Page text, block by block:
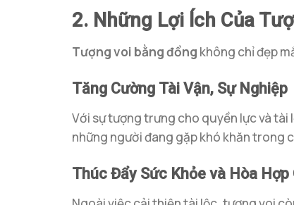
2. Những Lợi Ích Của
Tượng voi bằng đồng không chỉ đẹp
Tăng Cường Tài Vận, Sự Nghiệp
Với sự tượng trưng cho quyền lực và
những người đang gặp khó khăn trong
Thúc Đẩy Sức Khỏe và Hòa Hợp